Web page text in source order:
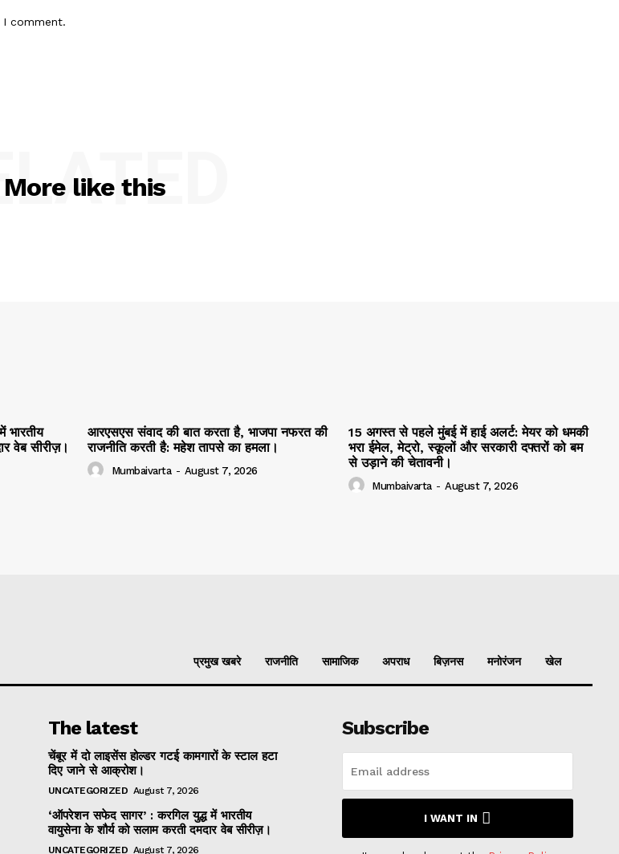
comment.
More like this
भारतीय
वेब सीरीज़।
आरएसएस संवाद की बात करता है, भाजपा नफरत की
राजनीति करती है: महेश तापसे का हमला।
Mumbaivarta - August 7, 2026
15 अगस्त से पहले मुंबई में हाई अलर्ट: मेयर को धमकी
भरा ईमेल, मेट्रो, स्कूलों और सरकारी दफ्तरों को बम
से उड़ाने की चेतावनी।
Mumbaivarta - August 7, 2026
प्रमुख खबरे राजनीति सामाजिक अपराध बिज़नस मनोरंजन खेल
The latest
चेंबूर में दो लाइसेंस होल्डर गटई कामगारों के स्टाल हटा
दिए जाने से आक्रोश।
UNCATEGORIZED August 7, 2026
‘ऑपरेशन सफेद सागर’ : करगिल युद्ध में भारतीय
वायुसेना के शौर्य को सलाम करती दमदार वेब सीरीज़।
UNCATEGORIZED August 7, 2026
Subscribe
I WANT IN